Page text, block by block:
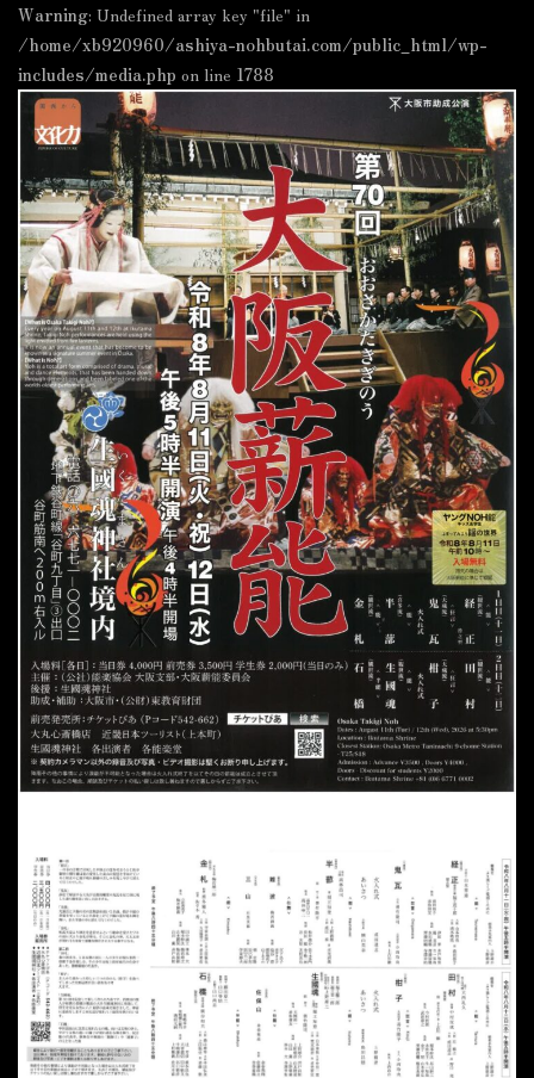
Warning: Undefined array key "file" in
/home/xb920960/ashiya-nohbutai.com/public_html/wp-
includes/media.php on line 1788